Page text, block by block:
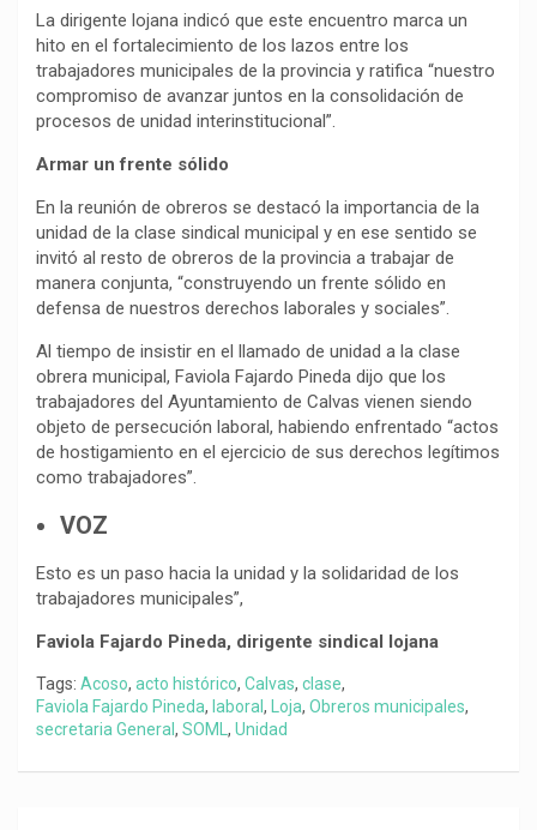
La dirigente lojana indicó que este encuentro marca un
hito en el fortalecimiento de los lazos entre los
trabajadores municipales de la provincia y ratifica “nuestro
compromiso de avanzar juntos en la consolidación de
procesos de unidad interinstitucional”.
Armar un frente sólido
En la reunión de obreros se destacó la importancia de la
unidad de la clase sindical municipal y en ese sentido se
invitó al resto de obreros de la provincia a trabajar de
manera conjunta, “construyendo un frente sólido en
defensa de nuestros derechos laborales y sociales”.
Al tiempo de insistir en el llamado de unidad a la clase
obrera municipal, Faviola Fajardo Pineda dijo que los
trabajadores del Ayuntamiento de Calvas vienen siendo
objeto de persecución laboral, habiendo enfrentado “actos
de hostigamiento en el ejercicio de sus derechos legítimos
como trabajadores”.
VOZ
Esto es un paso hacia la unidad y la solidaridad de los
trabajadores municipales”,
Faviola Fajardo Pineda, dirigente sindical lojana
Tags: Acoso, acto histórico, Calvas, clase,
Faviola Fajardo Pineda, laboral , Loja, Obreros municipales,
secretaria General , SOML , Unidad